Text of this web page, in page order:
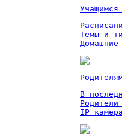
Темы и
Домашние
В
IP